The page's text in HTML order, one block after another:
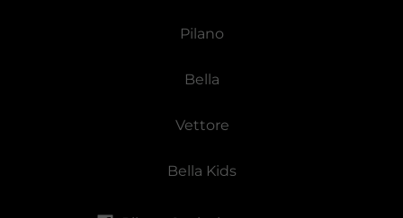
Pilano
Bella
Vettore
Bella Kids